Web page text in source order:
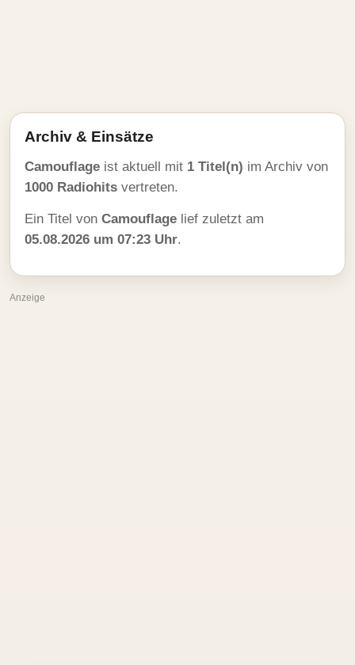
Archiv & Einsätze
Camouflage ist aktuell mit 1 Titel(n) im Archiv von
1000 Radiohits vertreten.
Ein Titel von Camouflage lief zuletzt am
05.08.2026 um 07:23 Uhr.
Anzeige